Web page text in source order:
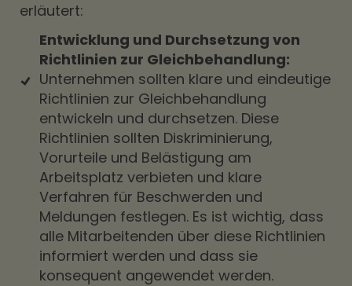
erläutert:
Entwicklung und Durchsetzung von
Richtlinien zur Gleichbehandlung:
Unternehmen sollten klare und eindeutige
Richtlinien zur Gleichbehandlung
entwickeln und durchsetzen. Diese
Richtlinien sollten Diskriminierung,
Vorurteile und Belästigung am
Arbeitsplatz verbieten und klare
Verfahren für Beschwerden und
Meldungen festlegen. Es ist wichtig, dass
alle Mitarbeitenden über diese Richtlinien
informiert werden und dass sie
konsequent angewendet werden.